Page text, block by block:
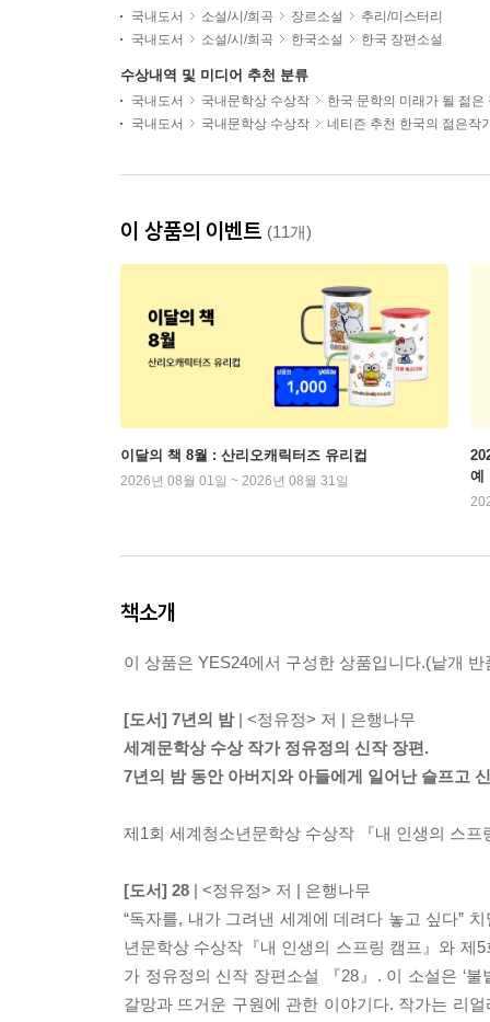
국내도서 소설/시/희곡 장르소설
추리/미스터리
국내도서
소설/시/희곡 한국소설 한국 장편소설
수상내역 및 미디어 추천 분류
국내도서 국내문학상 수상작
한국 문학의 미래가 될 젊은
국내도서
국내문학상 수상작 네티즌 추천 한국의 젊은작
이 상품의 이벤트 (11개)
이달의 책 8월 : 산리오캐릭터즈 유리컵
2026년 08월 01일 ~ 2026년 08월 31일
예
책소개
이 상품은 YES24에서 구성한 상품입니다.(낱개 반
[도서] 7년의 밤| <정유정> 저 | 은행나무
세계문학상 수상 작가 정유정의 신작 장편.
7년의 밤 동안 아버지와 아들에게 일어난 슬프고
제1회 세계청소년문학상 수상작 『내 인생의 스
[도서] 28 | <정유정> 저 | 은행나무
“독자를, 내가 그려낸 세계에 데려다 놓고 싶다”
년문학상 수상작『내 인생의 스프링 캠프』와 제
가 정유정의 신작 장편소설 『28』. 이 소설은 ‘
갈망과 뜨거운 구원에 관한 이야기다. 작가는 리